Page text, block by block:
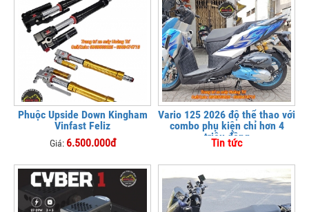
Phuộc Upside Down Kingham
Vinfast Feliz
Giá: 6.500.000đ
Vario 125 2026 độ thể thao với
combo phụ kiện chỉ hơn 4
triệu đồng
Tin tức